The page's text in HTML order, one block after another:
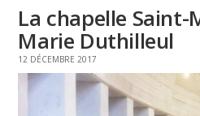
La chapelle Saint-
Marie Duthilleul
12 DÉCEMBRE 2017